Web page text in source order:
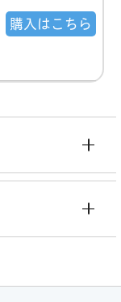
購入はこちら